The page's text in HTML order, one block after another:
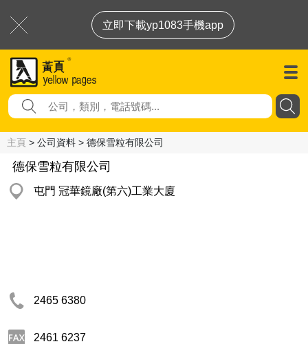
立即下載yp1083手機app
主頁 > 公司資料 > 德保雪粒有限公司
德保雪粒有限公司
屯門 冠華鏡廠(第六)工業大廈
2465 6380
2461 6237